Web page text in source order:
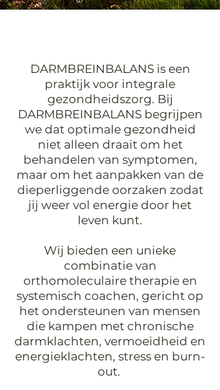
DARMBREINBALANS is een
praktijk voor integrale
gezondheidszorg. Bij
DARMBREINBALANS begrijpen
we dat optimale gezondheid
niet alleen draait om het
behandelen van symptomen,
maar om het aanpakken van de
dieperliggende oorzaken zodat
jij weer vol energie door het
leven kunt.
Wij bieden een unieke
combinatie van
orthomoleculaire therapie en
systemisch coachen, gericht op
het ondersteunen van mensen
die kampen met chronische
darmklachten, vermoeidheid en
energieklachten, stress en burn-
out.